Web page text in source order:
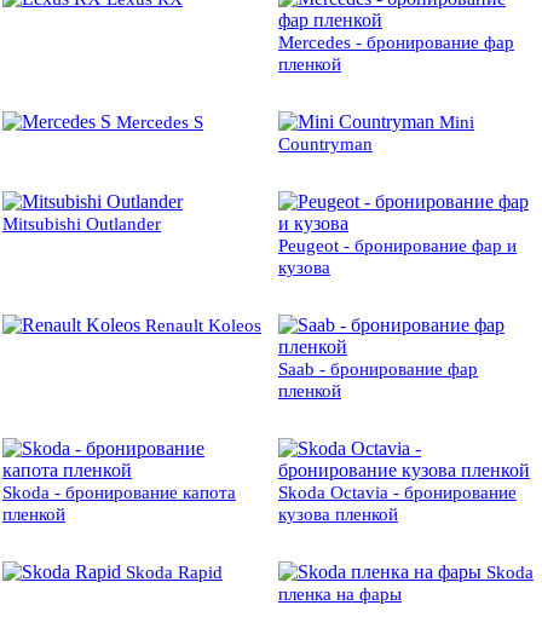
Mercedes - бронирование фар
пленкой
Mercedes S
Mini
Countryman
Mitsubishi Outlander
Peugeot - бронирование фар и
кузова
Renault Koleos
Saab - бронирование фар
пленкой
Skoda - бронирование капота
пленкой
Skoda Octavia - бронирование
кузова пленкой
Skoda Rapid
Skoda
пленка на фары